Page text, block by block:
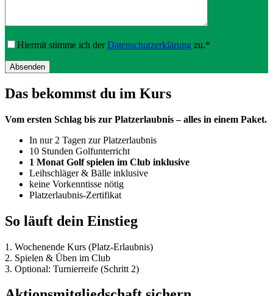
Hiermit stimme ich derDatenschutzerklärung zu.*
Das bekommst du im Kurs
Vom ersten Schlag bis zur Platzerlaubnis – alles in einem Paket.
In nur 2 Tagen zur Platzerlaubnis
10 Stunden Golfunterricht
1 Monat Golf spielen im Club inklusive
Leihschläger & Bälle inklusive
keine Vorkenntisse nötig
Platzerlaubnis-Zertifikat
So läuft dein Einstieg
1. Wochenende Kurs (Platz-Erlaubnis)
2. Spielen & Üben im Club
3. Optional: Turnierreife (Schritt 2)